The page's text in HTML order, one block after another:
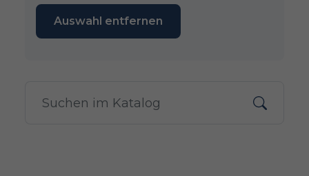
Auswahl entfernen